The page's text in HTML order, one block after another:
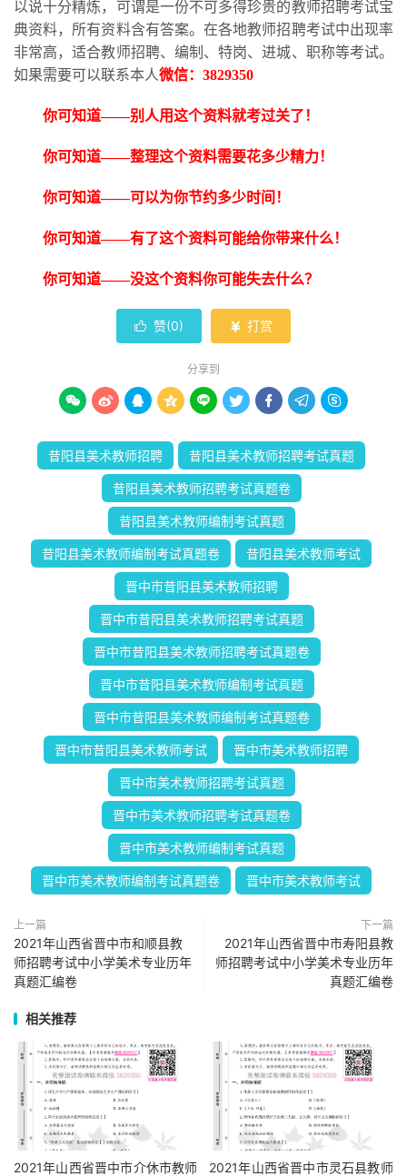
以说十分精炼，可谓是一份不可多得珍贵的教师招聘考试宝
典资料，所有资料含有答案。在各地教师招聘考试中出现率
非常高，适合教师招聘、编制、特岗、进城、职称等考试。
如果需要可以联系本人微信： 3829350
你可知道——别人用这个资料就考过关了！
你可知道——整理这个资料需要花多少精力！
你可知道——可以为你节约多少时间！
你可知道——有了这个资料可能给你带来什么！
你可知道——没这个资料你可能失去什么？
 赞(0)  打赏
分享到
        
昔阳县美术教师招聘 昔阳县美术教师招聘考试真题
昔阳县美术教师招聘考试真题卷
昔阳县美术教师编制考试真题
昔阳县美术教师编制考试真题卷 昔阳县美术教师考试
晋中市昔阳县美术教师招聘
晋中市昔阳县美术教师招聘考试真题
晋中市昔阳县美术教师招聘考试真题卷
晋中市昔阳县美术教师编制考试真题
晋中市昔阳县美术教师编制考试真题卷
晋中市昔阳县美术教师考试 晋中市美术教师招聘
晋中市美术教师招聘考试真题
晋中市美术教师招聘考试真题卷
晋中市美术教师编制考试真题
晋中市美术教师编制考试真题卷 晋中市美术教师考试
上一篇
2021年山西省晋中市和顺县教
师招聘考试中小学美术专业历年
真题汇编卷
下一篇
2021年山西省晋中市寿阳县教
师招聘考试中小学美术专业历年
真题汇编卷
相关推荐
2021年山西省晋中市介休市教师
2021年山西省晋中市灵石县教师